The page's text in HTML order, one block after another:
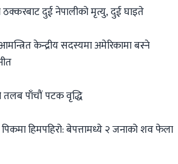
ठक्करबाट दुई नेपालीको मृत्यु, दुई घाइते
केन्द्रीय सदस्यमा अमेरिकामा बस्ने
तलब पाँचौं पटक वृद्धि
पिकमा हिमपहिरो: बेपत्तामध्ये २ जनाको शव फेला